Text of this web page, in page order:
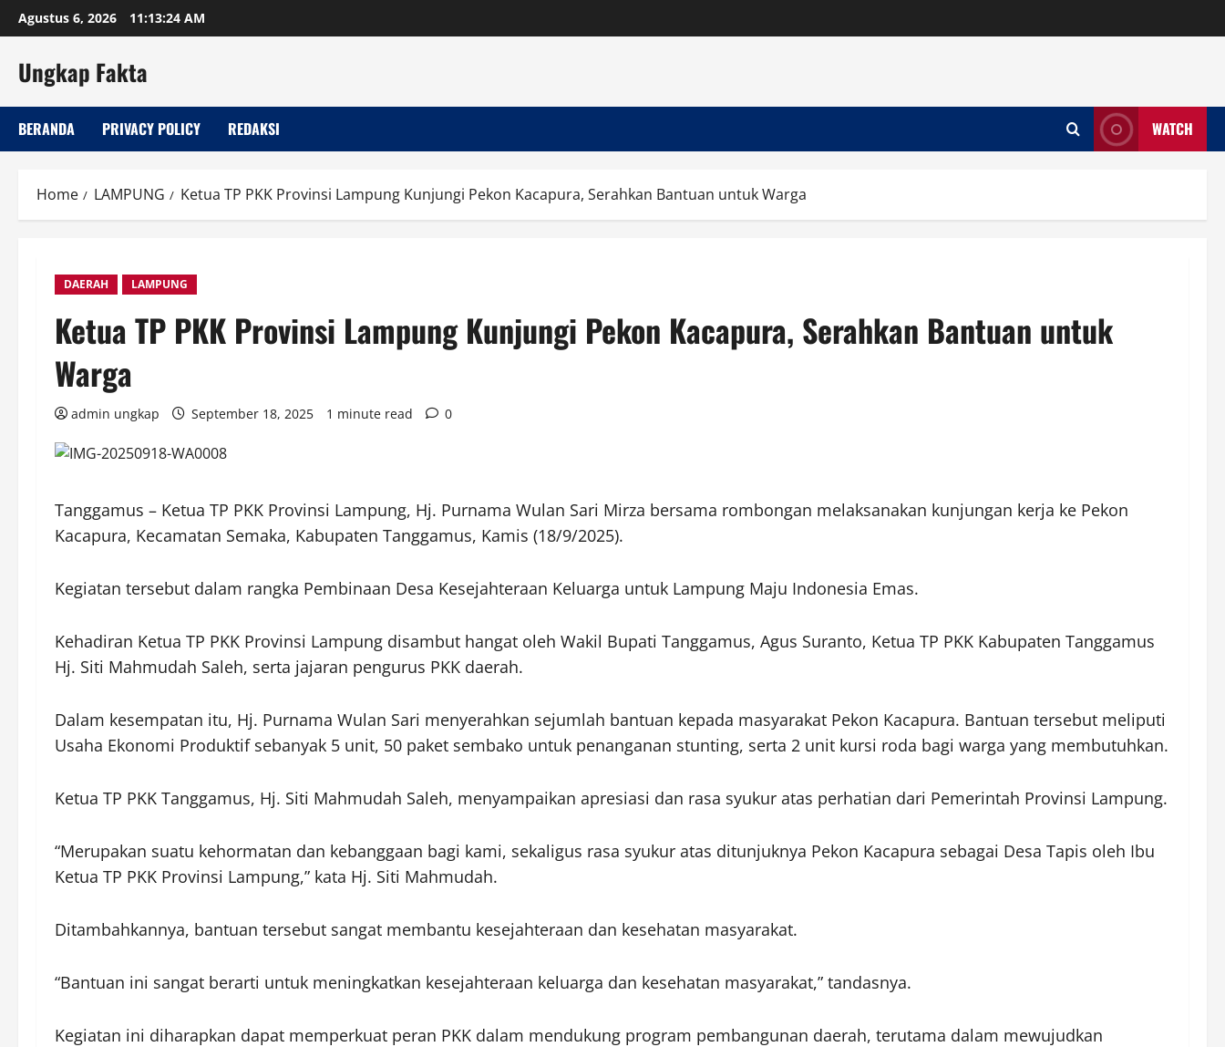
Skip
to
Agustus 6, 2026 11:13:25 AM
Ungkap Fakta
BERANDA PRIVACY POLICY REDAKSI WATCH
Home LAMPUNG Ketua TP PKK Provinsi Lampung Kunjungi Pekon Kacapura, Serahkan Bantuan untuk Warga
DAERAH LAMPUNG
Ketua TP PKK Provinsi Lampung Kunjungi Pekon Kacapura, Serahkan Bantuan untuk
Warga
admin ungkap September 18, 2025 1 minute read 0
Tanggamus – Ketua TP PKK Provinsi Lampung, Hj. Purnama Wulan Sari Mirza bersama rombongan melaksanakan kunjungan kerja ke Pekon
Kacapura, Kecamatan Semaka, Kabupaten Tanggamus, Kamis (18/9/2025).
Kegiatan tersebut dalam rangka Pembinaan Desa Kesejahteraan Keluarga untuk Lampung Maju Indonesia Emas.
Kehadiran Ketua TP PKK Provinsi Lampung disambut hangat oleh Wakil Bupati Tanggamus, Agus Suranto, Ketua TP PKK Kabupaten Tanggamus
Hj. Siti Mahmudah Saleh, serta jajaran pengurus PKK daerah.
Dalam kesempatan itu, Hj. Purnama Wulan Sari menyerahkan sejumlah bantuan kepada masyarakat Pekon Kacapura. Bantuan tersebut meliputi
Usaha Ekonomi Produktif sebanyak 5 unit, 50 paket sembako untuk penanganan stunting, serta 2 unit kursi roda bagi warga yang membutuhkan.
Ketua TP PKK Tanggamus, Hj. Siti Mahmudah Saleh, menyampaikan apresiasi dan rasa syukur atas perhatian dari Pemerintah Provinsi Lampung.
“Merupakan suatu kehormatan dan kebanggaan bagi kami, sekaligus rasa syukur atas ditunjuknya Pekon Kacapura sebagai Desa Tapis oleh Ibu
Ketua TP PKK Provinsi Lampung,” kata Hj. Siti Mahmudah.
Ditambahkannya, bantuan tersebut sangat membantu kesejahteraan dan kesehatan masyarakat.
“Bantuan ini sangat berarti untuk meningkatkan kesejahteraan keluarga dan kesehatan masyarakat,” tandasnya.
Kegiatan ini diharapkan dapat memperkuat peran PKK dalam mendukung program pembangunan daerah, terutama dalam mewujudkan